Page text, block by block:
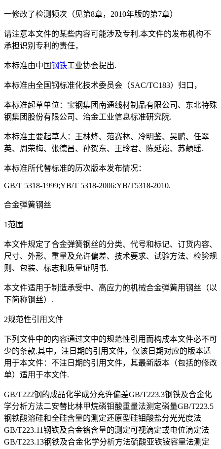
一修改了检测频次（见第8章，2010年版的第7章）
请注意本文件的某些内容可能涉及专利.本文件的发布机构不
承担识别专利的责任，
本标准由中国钢铁工业协会提出.
本标准由全国钢标准化技术委员会（SAC/TC183）归口，
本标准起草单位：宝钢集团南通线材制品有限公司、东北特殊
钢集团股份有限公司、治金工业信息标准研究院.
本标准主要起草人：王林烽、范赛林、冷明鉴、吴鹏、任翠
英、周荣梅、张德昌、孙贺东、王玲君、陈延崧、苏頔瑶.
本标准所代替标准的历次版本发布情况：
GB/T 5318-1999;YB/T 5318-2006:YB/T5318-2010.
合金弹簧钢丝
1范围
本文件规定了合金弹簧钢丝的分类、代号和标记、订货内容、
尺寸、外形、重量及允许偏差、技术要求、试验方法、检验规
则、包装、标志和质量证明书.
本文件适用于制造承受中、高应力的机械合金弹簧用钢丝（以
下简称钢丝）.
2规范性引用文件
下列文件中的内容通过文中的规范性引用而构成本文件必不可
少的条款.其中，注日期的引用文件，仅该日期对应的版本适
用于本文件：不注日期的引用文件，其最新版本（包括的修改
单）适用于本文件.
GB/T222钢的成品化学成分充许偏差GB/T223.3钢铁及合金化
学分析方法二安替比林甲烷磷钼酸重量法测定磷量GB/T223.5
钢铁酸溶硅和全硅含量的测定还原型硅钼酸盐分光光度法
GB/T223.11钢铁及合金铬含量的测定可视滴定或电位滴定法
GB/T223.13钢铁及合金化学分析方法硫酸亚铁铵容量法测定